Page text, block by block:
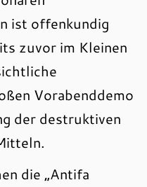
ist offenkundig
zuvor im Kleinen
Vorabenddemo
der destruktiven
die „Antifa